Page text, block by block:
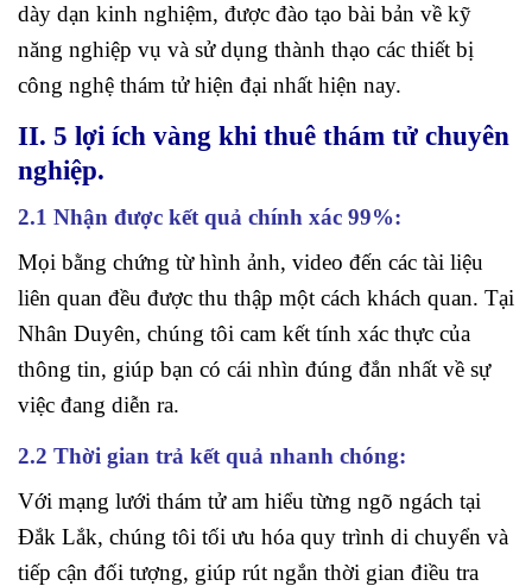
dày dạn kinh nghiệm, được đào tạo bài bản về kỹ
năng nghiệp vụ và sử dụng thành thạo các thiết bị
công nghệ thám tử hiện đại nhất hiện nay.
II. 5 lợi ích vàng khi thuê thám tử chuyên
nghiệp.
2.1 Nhận được kết quả chính xác 99%:
Mọi bằng chứng từ hình ảnh, video đến các tài liệu
liên quan đều được thu thập một cách khách quan. Tại
Nhân Duyên, chúng tôi cam kết tính xác thực của
thông tin, giúp bạn có cái nhìn đúng đắn nhất về sự
việc đang diễn ra.
2.2 Thời gian trả kết quả nhanh chóng:
Với mạng lưới thám tử am hiểu từng ngõ ngách tại
Đắk Lắk, chúng tôi tối ưu hóa quy trình di chuyển và
tiếp cận đối tượng, giúp rút ngắn thời gian điều tra